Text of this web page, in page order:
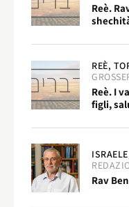
Reè.
REÈ,
Reè. I
figli,
Rav